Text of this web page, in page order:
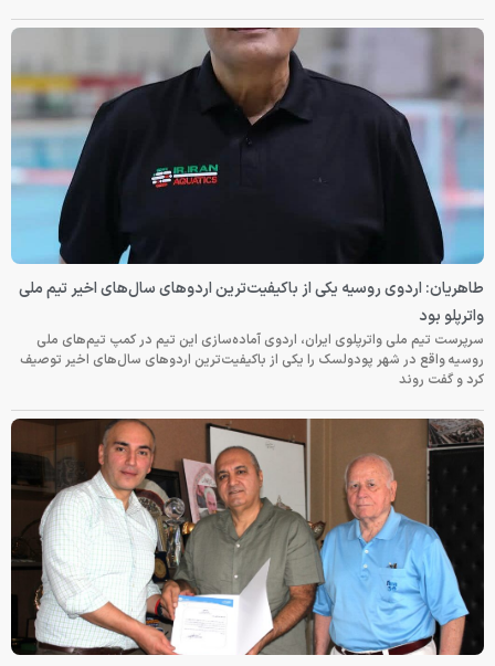
طاهریان: اردوی روسیه یکی از باکیفیت‌ترین اردوهای سال‌های اخیر تیم ملی
واترپلو بود
سرپرست تیم ملی واترپلوی ایران، اردوی آماده‌سازی این تیم در کمپ تیم‌های ملی
روسیه واقع در شهر پودولسک را یکی از باکیفیت‌ترین اردوهای سال‌های اخیر توصیف
کرد و گفت روند